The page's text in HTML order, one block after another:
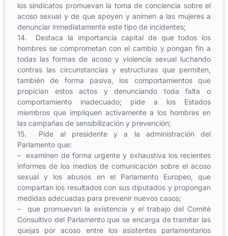
los sindicatos promuevan la toma de conciencia sobre el
acoso sexual y de que apoyen y animen a las mujeres a
denunciar inmediatamente este tipo de incidentes;
14. Destaca la importancia capital de que todos los
hombres se comprometan con el cambio y pongan fin a
todas las formas de acoso y violencia sexual luchando
contras las circunstancias y estructuras que permiten,
también de forma pasiva, los comportamientos que
propician estos actos y denunciando toda falta o
comportamiento inadecuado; pide a los Estados
miembros que impliquen activamente a los hombres en
las campañas de sensibilización y prevención;
15. Pide al presidente y a la administración del
Parlamento que:
– examinen de forma urgente y exhaustiva los recientes
informes de los medios de comunicación sobre el acoso
sexual y los abusos en el Parlamento Europeo, que
compartan los resultados con sus diputados y propongan
medidas adecuadas para prevenir nuevos casos;
– que promuevan la existencia y el trabajo del Comité
Consultivo del Parlamento que se encarga de tramitar las
quejas por acoso entre los asistentes parlamentarios